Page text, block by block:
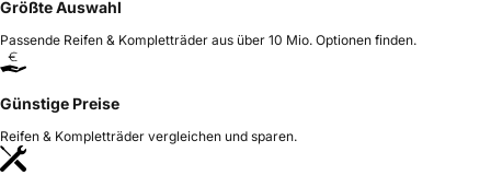
Größte Auswahl
Passende Reifen & Kompletträder aus über 10 Mio. Optionen finden.
Günstige Preise
Reifen & Kompletträder vergleichen und sparen.